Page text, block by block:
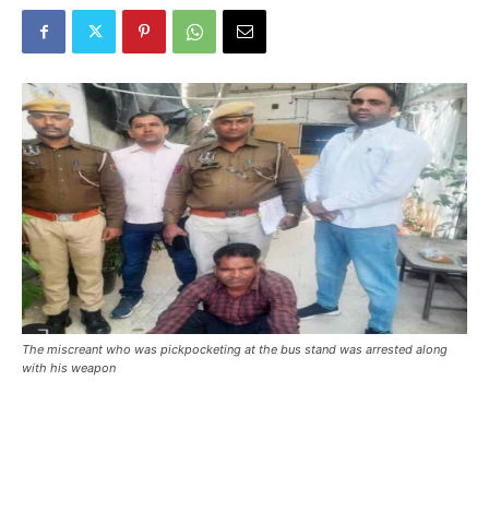
The miscreant who was pickpocketing at the bus stand was arrested along
with his weapon